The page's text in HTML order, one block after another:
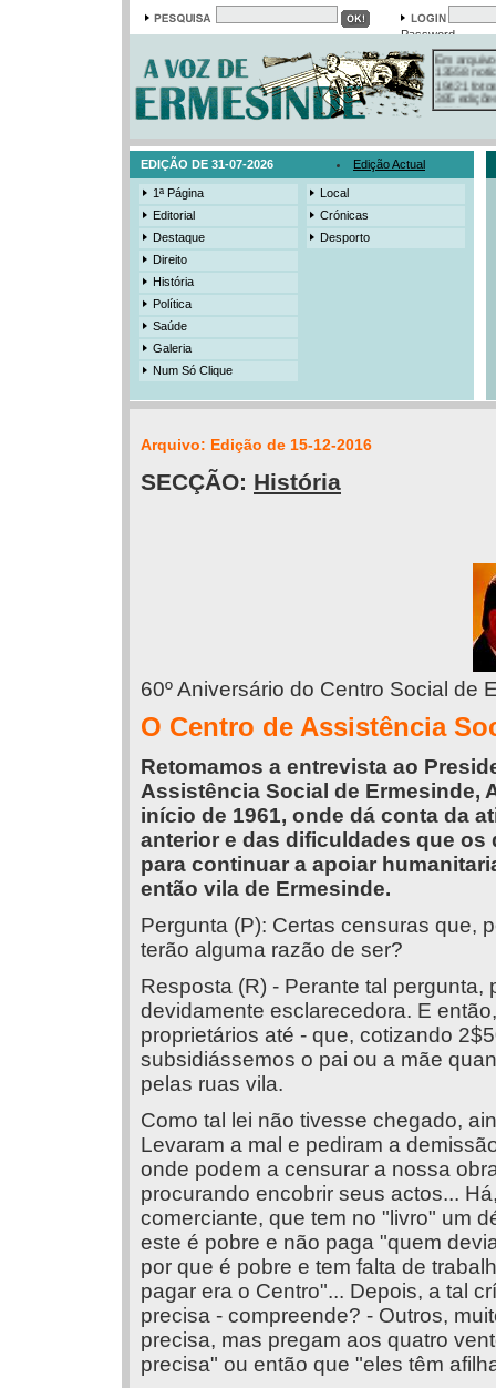
Password
13558
19421
385
3206
525
EDIÇÃO DE 31-07-2026 Edição Actual
1ª Página
Editorial
Destaque
Direito
História
Política
Saúde
Galeria
Num Só Clique
Local
Crónicas
Desporto
Arquivo: Edição de 15-12-2016
SECÇÃO: História
60º Aniversário do Centro Social de
O Centro de Assistência
Retomamos a entrevista ao
Assistência Social de Ermesinde,
início de 1961, onde dá conta da
anterior e das dificuldades que
para continuar a apoiar
então vila de Ermesinde.
Pergunta (P): Certas censuras que,
terão alguma razão de ser?
Resposta (R) - Perante tal
devidamente esclarecedora. E
proprietários até - que, cotizando
subsidiássemos o pai ou a mãe
pelas ruas vila.
Como tal lei não tivesse chegado,
Levaram a mal e pediram a
onde podem a censurar a nossa
procurando encobrir seus actos...
comerciante, que tem no "livro" um
este é pobre e não paga "quem
por que é pobre e tem falta de
pagar era o Centro"... Depois, a tal
precisa - compreende? - Outros,
precisa, mas pregam aos quatro
precisa" ou então que "eles têm